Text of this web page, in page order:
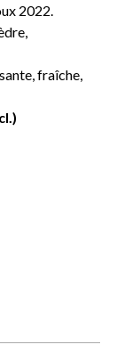
2022.
fraîche,